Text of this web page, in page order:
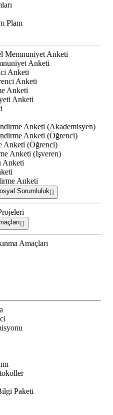
Planı
Memnuniyet Anketi
Anketi
Anketi
Anketi
Anketi
Anketi
Anketi (Akademisyen)
Anketi (Öğrenci)
Anketi (Öğrenci)
Anketi (İşveren)
Anketi
Anketi
Sorumluluk
Amaçları
Paketi